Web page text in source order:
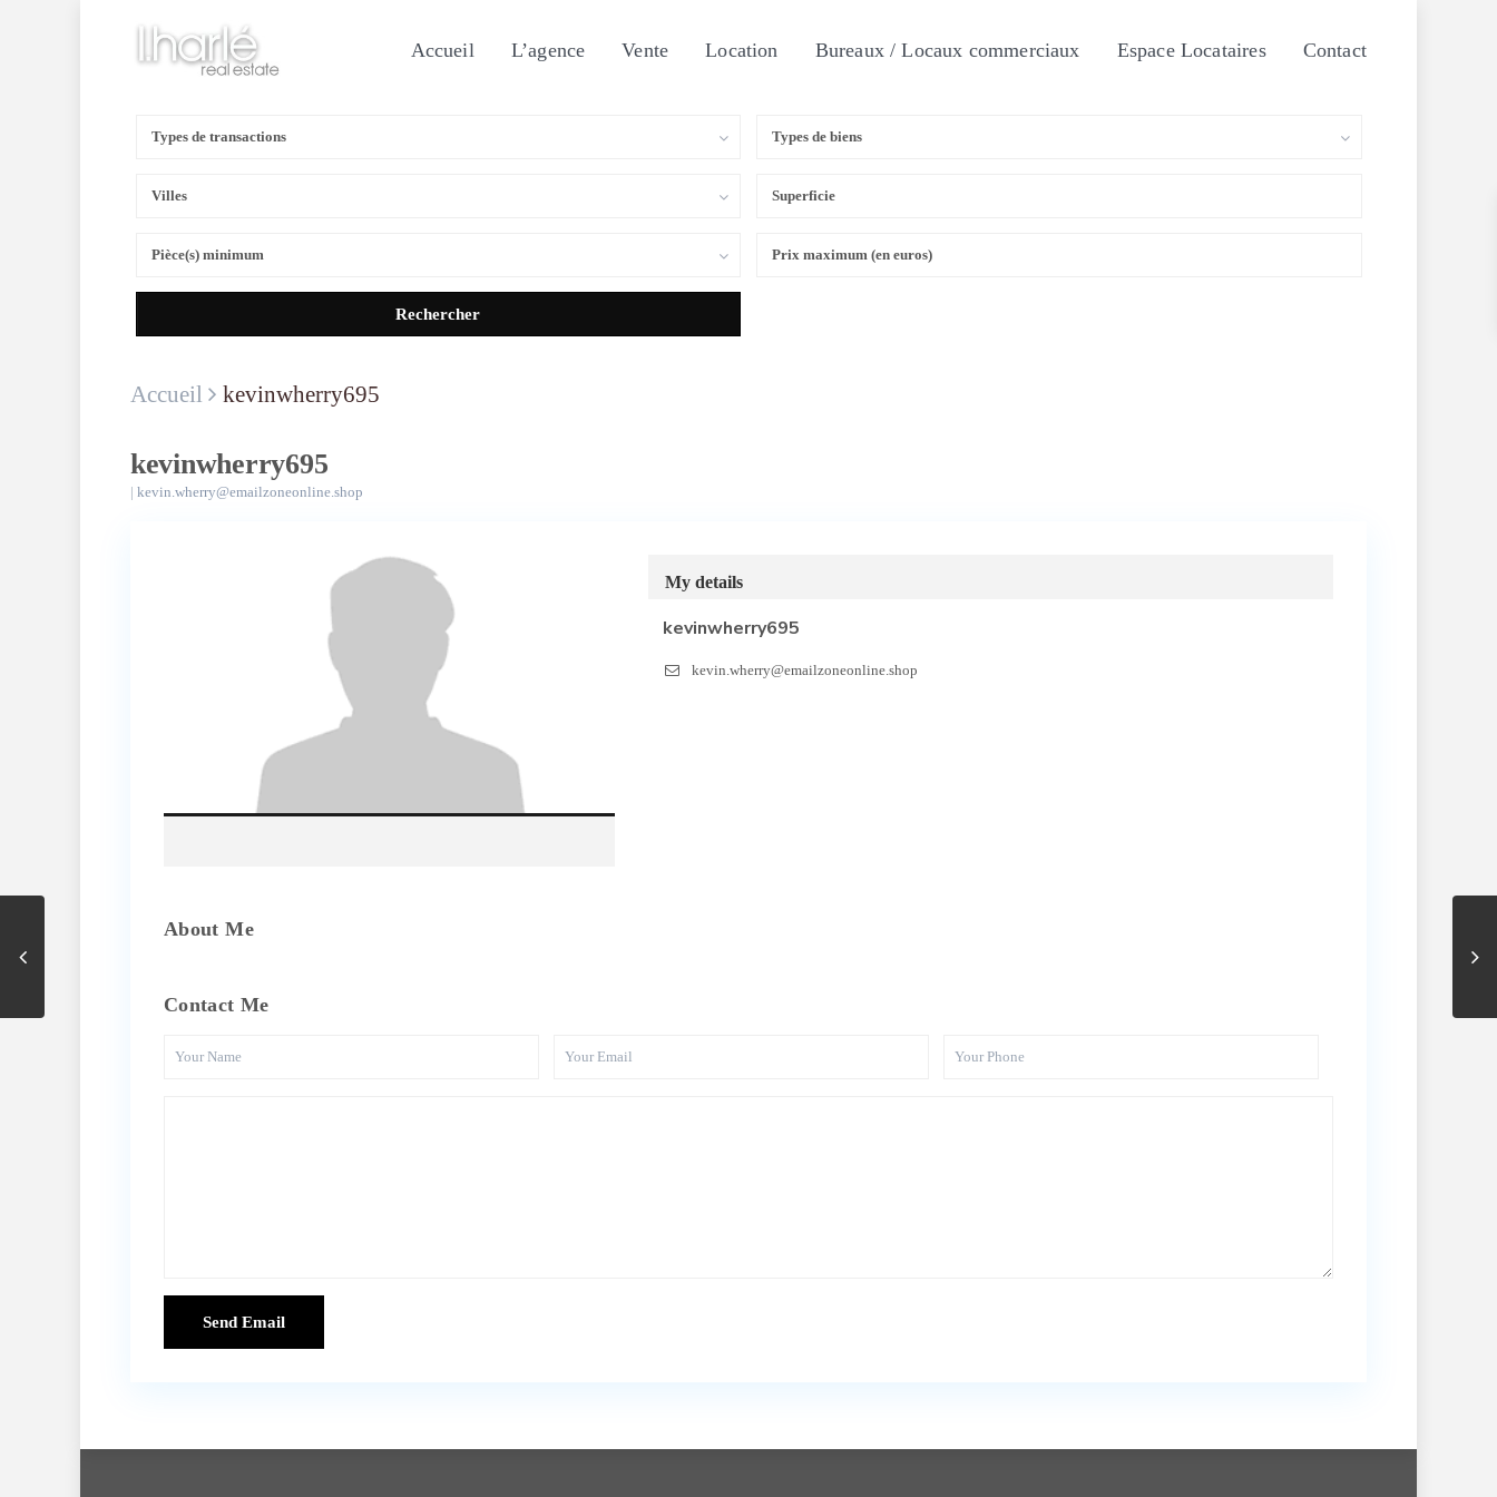
Accueil L’agence Vente Location Bureaux / Locaux commerciaux Espace Locataires Contact
Types de transactions Types de biens
Villes
Pièce(s) minimum
Accueil kevinwherry695
kevinwherry695
| kevin.wherry@emailzoneonline.shop
My details
kevinwherry695
kevin.wherry@emailzoneonline.shop
About Me
Contact Me